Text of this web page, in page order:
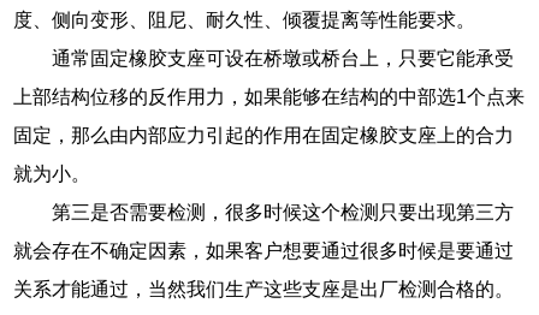
度、侧向变形、阻尼、耐久性、倾覆提离等性能要求。
通常固定橡胶支座可设在桥墩或桥台上，只要它能承受
上部结构位移的反作用力，如果能够在结构的中部选1个点来
固定，那么由内部应力引起的作用在固定橡胶支座上的合力
就为小。
第三是否需要检测，很多时候这个检测只要出现第三方
就会存在不确定因素，如果客户想要通过很多时候是要通过
关系才能通过，当然我们生产这些支座是出厂检测合格的。